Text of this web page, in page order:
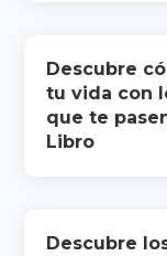
Descubre
tu vida con
que te
Libro
Descubre